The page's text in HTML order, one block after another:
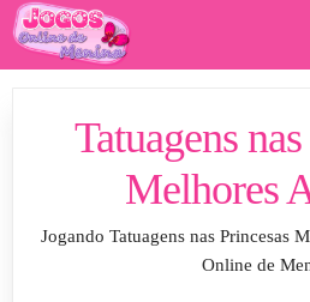
Tatuagens
Melhores
Jogando Tatuagens nas Princesas
Online de